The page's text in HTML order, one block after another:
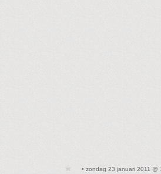
• zondag 23 januari 2011 @